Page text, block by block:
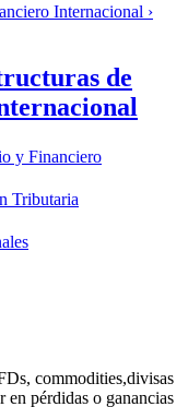
Internacional ›
de
y Financiero
Tributaria
commodities,divisas
en pérdidas o ganancias